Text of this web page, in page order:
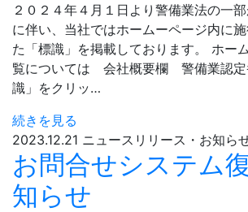
２０２４年４月１日より警備業法の一
に伴い、当社ではホームーページ内に
た「標識」を掲載しております。 ホー
覧については 会社概要欄 警備業認定
識」をクリッ…
続きを見る
2023.12.21 ニュースリリース・お知ら
お問合せシステム
知らせ